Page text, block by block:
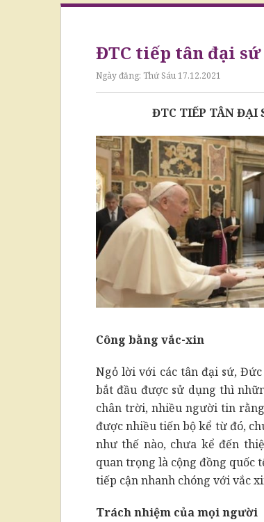
ĐTC tiếp tân đại sứ
Ngày đăng: Thứ Sáu 17.12.2021
ĐTC TIẾP TÂN ĐẠI
Công bằng vắc-xin
Ngỏ lời với các tân đại sứ,
bắt đầu được sử dụng thì
chân trời, nhiều người tin
được nhiều tiến bộ kể từ đó,
như thế nào, chưa kể đến
quan trọng là cộng đồng quốc
tiếp cận nhanh chóng với vắc
Trách nhiệm của mọi người